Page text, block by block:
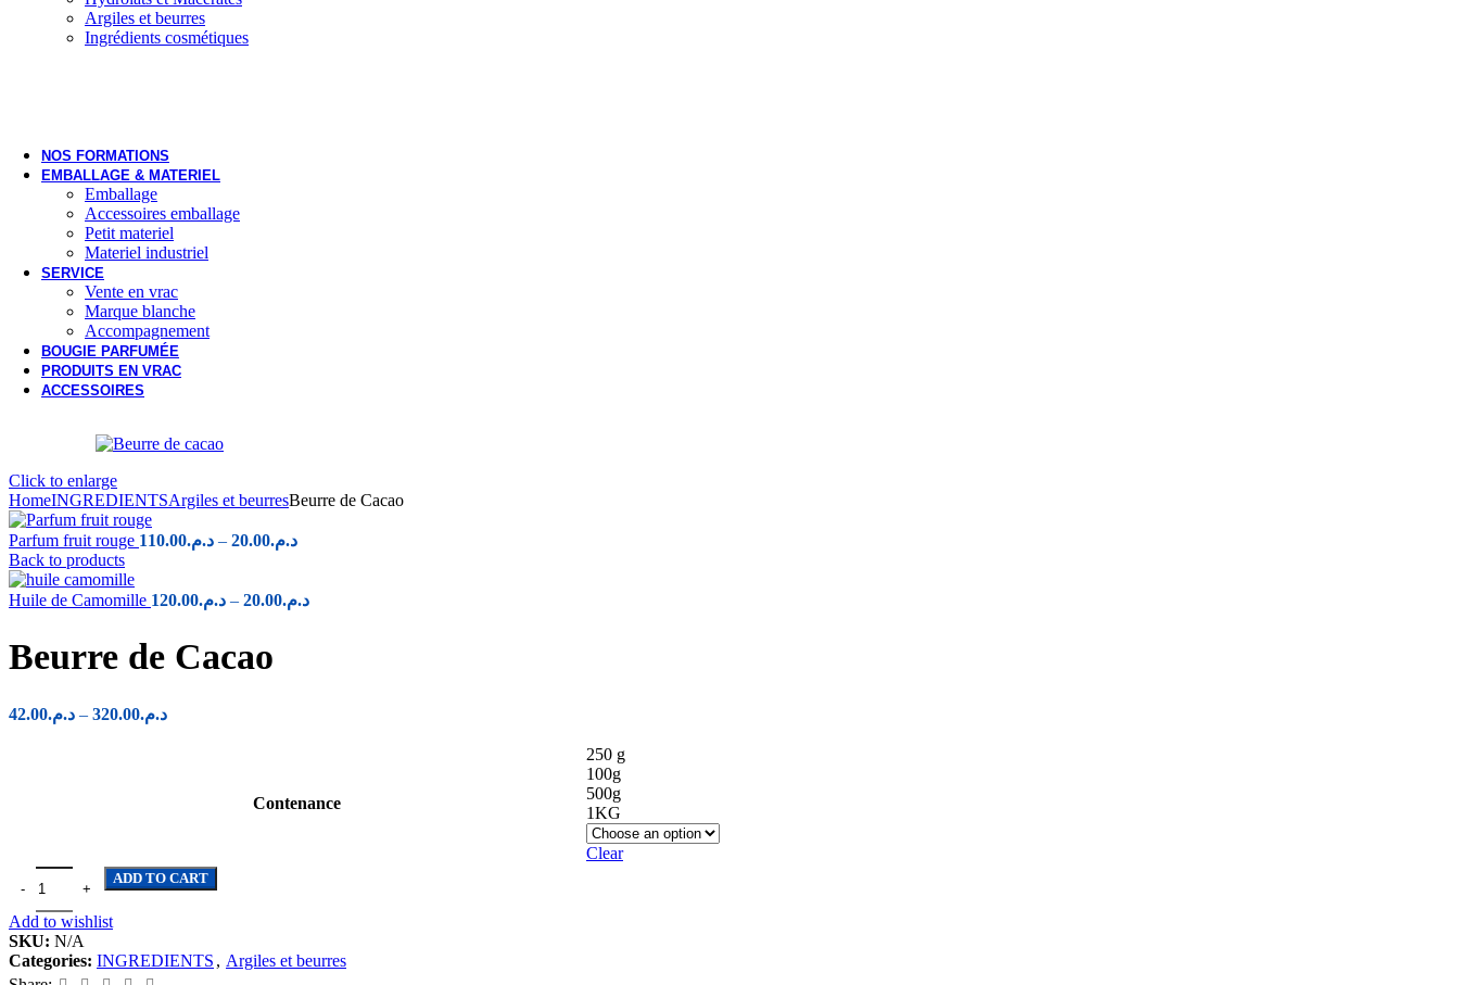
Argiles et beurres
Ingrédients cosmétiques
NOS FORMATIONS
EMBALLAGE & MATERIEL
Emballage
Accessoires emballage
Petit materiel
Materiel industriel
SERVICE
Vente en vrac
Marque blanche
Accompagnement
BOUGIE PARFUMÉE
PRODUITS EN VRAC
ACCESSOIRES
Click to enlarge
HomeINGREDIENTSArgiles et beurresBeurre de Cacao
Parfum fruit rouge د.م.20.00
– د.م.110.00
Price
through
Back to products
Huile de Camomille د.م.20.00
– د.م.120.00
Price
Beurre de Cacao
د.م.42.00 – د.م.320.00
Price
Contenance
250 g
100g
500g
1KG
Clear
Beurre de Cacao quantityADD TO CART
Add to wishlist
SKU: N/A
Categories: INGREDIENTS , Argiles et beurres